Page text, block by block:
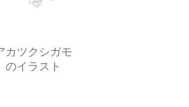
カツクシガモ
のイラスト